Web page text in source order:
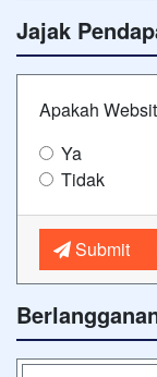
Jajak
Apakah
Ya
Tidak
Submit